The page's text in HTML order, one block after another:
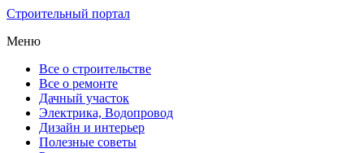
Строительный портал
Меню
Все о строительстве
Все о ремонте
Дачный участок
Электрика, Водопровод
Дизайн и интерьер
Полезные советы